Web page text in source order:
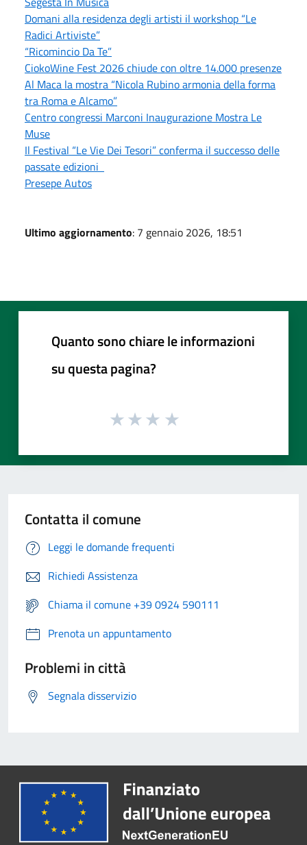
Domani alla residenza degli artisti il workshop “Le
Radici Artiviste”
“Ricomincio Da Te”
CiokoWine Fest 2026 chiude con oltre 14.000 presenze
Al Maca la mostra “Nicola Rubino armonia della forma
tra Roma e Alcamo”
Centro congressi Marconi Inaugurazione Mostra Le
Muse
Il Festival “Le Vie Dei Tesori” conferma il successo delle
passate edizioni
Presepe Autos
Ultimo aggiornamento: 7 gennaio 2026, 18:51
Quanto sono chiare le informazioni
su questa pagina?
Contatta il comune
Leggi le domande frequenti
Richiedi Assistenza
Chiama il comune +39 0924 590111
Prenota un appuntamento
Problemi in città
Segnala disservizio